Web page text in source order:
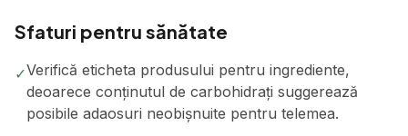
Sfaturi pentru sănătate
✓Verifică eticheta produsului pentru ingrediente,
deoarece conținutul de carbohidrați suggerează
posibile adaosuri neobișnuite pentru telemea.